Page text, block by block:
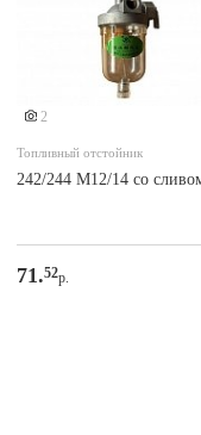
2
Топливный отстойник
242/244 M12/14 со
71.52р.